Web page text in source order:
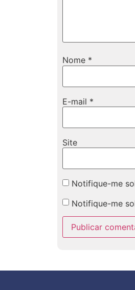
Nome *
E-mail *
Site
Notifique-me
Notifique-me